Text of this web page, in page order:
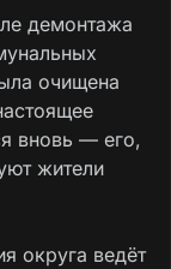
демонтажа
очищена
вновь — его,
жители
округа ведёт